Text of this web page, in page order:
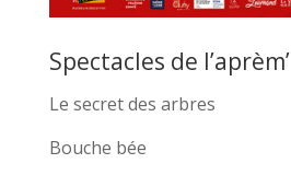
Spectacles de l’aprèm’
Le secret des arbres
Bouche bée